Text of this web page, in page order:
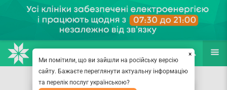
(067) 127-03-03
ПОИСК ЕЩЁ
×
Ми помітили, що ви зайшли на російську версію
сайту. Бажаєте переглянути актуальну інформацію
та перелік послуг українською?